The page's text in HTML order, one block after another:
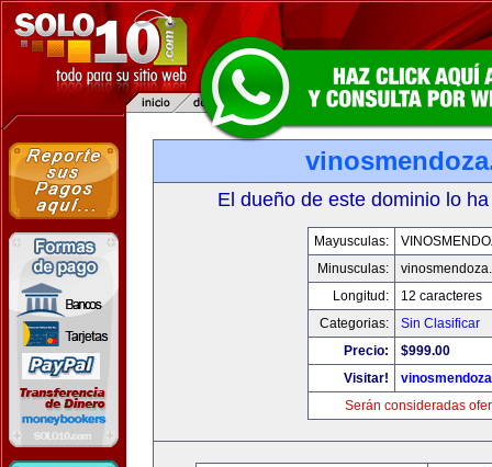
El dueño de este dominio lo
Mayusculas:
Minusculas:
Longitud:
12 caracteres
Categorias:
Sin Clasificar
Precio:
$999.00
Visitar!
Serán consideradas